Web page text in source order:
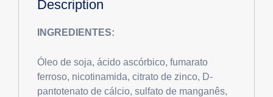
Description
INGREDIENTES:
Óleo de soja, ácido ascórbico, fumarato
ferroso, nicotinamida, citrato de zinco, D-
pantotenato de cálcio, sulfato de manganês,